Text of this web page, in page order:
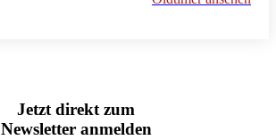
Jetzt direkt zum
Newsletter anmelden